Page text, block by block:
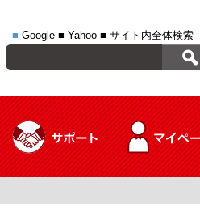
■ Google ■ Yahoo ■ サイト内全体検索